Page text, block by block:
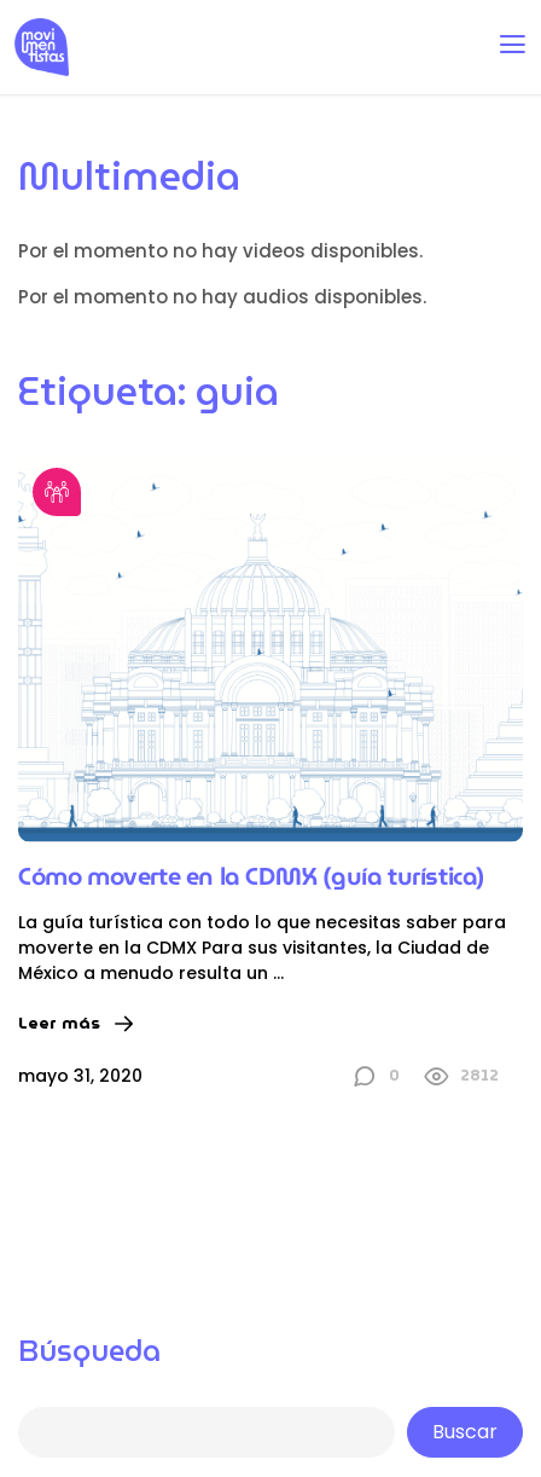
Multimedia
Por el momento no hay videos disponibles.
Por el momento no hay audios disponibles.
Etiqueta:guia
Cómo moverte en la CDMX (guía turística)
La guía turística con todo lo que necesitas saber para
moverte en la CDMX Para sus visitantes, la Ciudad de
México a menudo resulta un ...
Leer más
mayo 31, 2020 0 2812
Búsqueda
Buscar